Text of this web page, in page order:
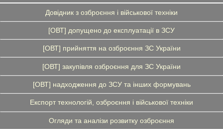
Довідник з озброєння і військової техніки
[ОВТ] допущено до експлуатації в ЗСУ
[ОВТ] прийняття на озброєння ЗС України
[ОВТ] закупівля озброєння для ЗС України
[ОВТ] надходження до ЗСУ та інших формувань
Експорт технологій, озброєння і військової техніки
Огляди та аналізи розвитку озброєння